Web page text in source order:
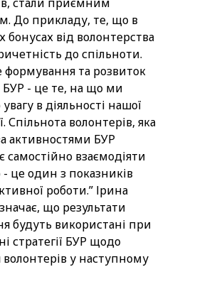
До прикладу, те, що в
бонусах від волонтерства
до спільноти.
та розвиток
БУР - це те, на що ми
в діяльності нашої
Спільнота волонтерів, яка
активностями БУР
самостійно взаємодіяти
це один з показників
роботи.” Ірина
що результати
будуть використані при
стратегії БУР щодо
волонтерів у наступному